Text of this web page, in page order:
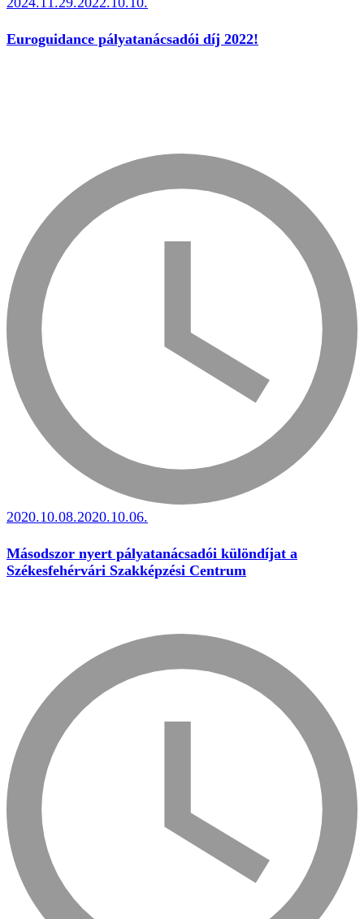
Euroguidance pályatanácsadói díj 2022!
2020.10.08.2020.10.06.
Másodszor nyert pályatanácsadói különdíjat a
Székesfehérvári Szakképzési Centrum